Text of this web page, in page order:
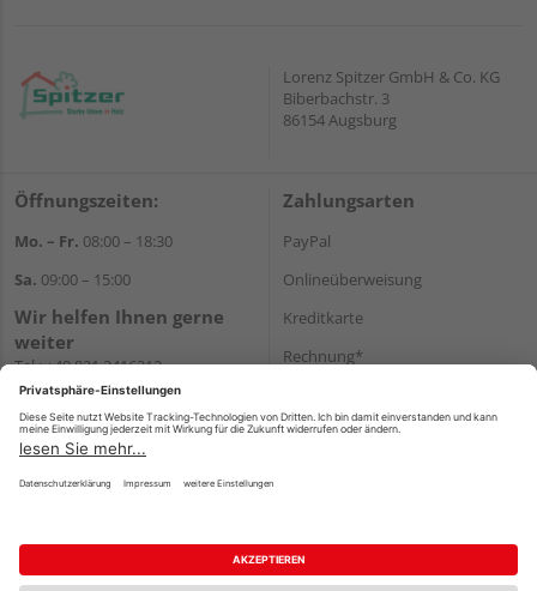
Lorenz Spitzer GmbH & Co. KG
Biberbachstr. 3
86154 Augsburg
Öffnungszeiten:
Mo. – Fr. 08:00 – 18:30
Sa. 09:00 – 15:00
Wir helfen Ihnen gerne
weiter
Tel.:+49 821 2416212
E-Mail:verwaltung@spitzer-
augsburg.de
Zahlungsarten
PayPal
Onlineüberweisung
Kreditkarte
Rechnung*
Versand
Impressum AGB Widerruf
Datenschutz
Reservierungsbedingungen
Vertrag widerrufen